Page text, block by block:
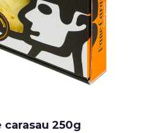
carasau 250g